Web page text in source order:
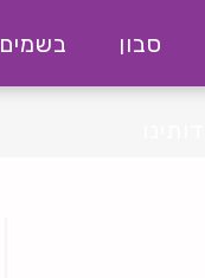
סבון בשמים